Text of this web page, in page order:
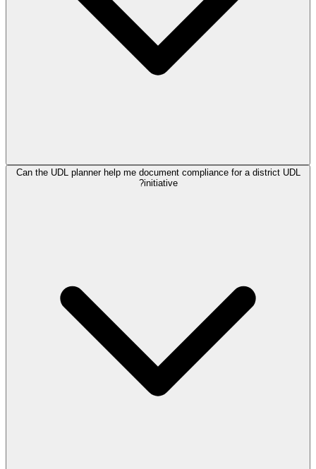
Can the UDL planner help me document compliance for a district UDL
initiative?